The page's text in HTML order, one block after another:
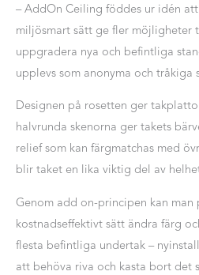
– AddOn Ceiling föddes ur idén
miljösmart sätt ge fler möjligheter
uppgradera nya och befintliga
upplevs som anonyma och tråkiga
Designen på rosetten ger
halvrunda skenorna ger takets
relief som kan färgmatchas med
blir taket en lika viktig del av
Genom add on-principen kan man
kostnadseffektivt sätt ändra färg
flesta befintliga undertak –
att behöva riva och kasta bort det